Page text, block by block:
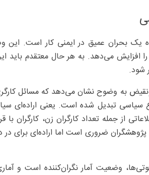
یک بحران عمیق در ایمنی کار است.
افزایش می‌دهد. به هر حال معتقدم باید
شود.
به وضوح نشان می‌دهد که مسائل
تبدیل شده است. یعنی اراده‌ای
از جمله تعداد کارگران زن، کارگران با
ضروری است اما اراده‌ای برای در
وضعیت آمار نگران‌کننده است و